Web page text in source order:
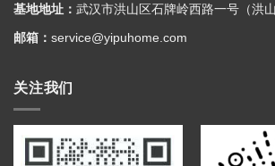
基地地址： 武汉市洪山区石牌岭西路一号（洪
邮箱： service@yipuhome.com
关注我们